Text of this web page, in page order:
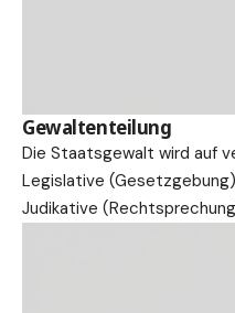
Gewaltenteilung
Die Staatsgewalt wird auf
Legislative
Judikative